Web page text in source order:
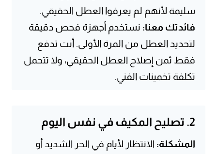
سليمة لأنهم لم يعرفوا العطل الحقيقي.
فائدتك معنا: نستخدم أجهزة فحص دقيقة
لتحديد العطل من المرة الأولى. أنت تدفع
فقط ثمن إصلاح العطل الحقيقي، ولا تتحمل
تكلفة تخمينات الفني.
2. تصليح المكيف في نفس اليوم
المشكلة: الانتظار لأيام في الحر الشديد أو